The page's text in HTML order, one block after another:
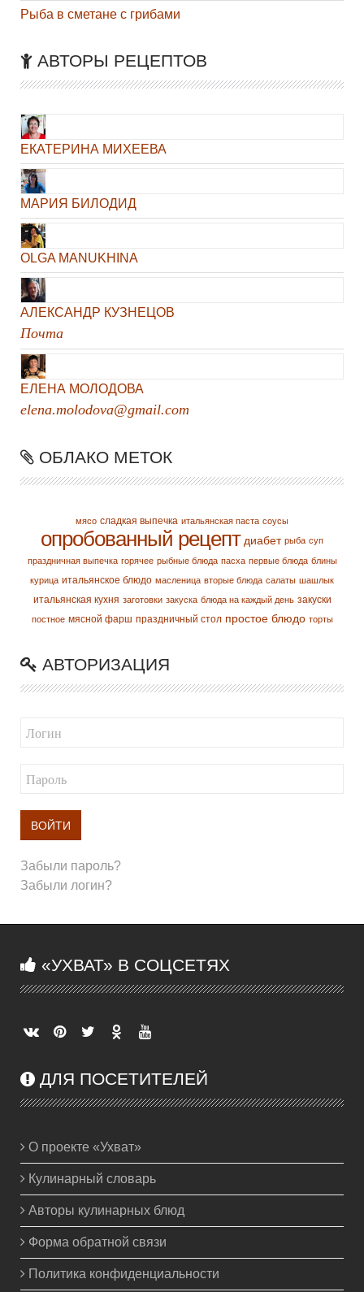
Рыба в сметане с грибами
АВТОРЫ РЕЦЕПТОВ
ЕКАТЕРИНА МИХЕЕВА
МАРИЯ БИЛОДИД
OLGA MANUKHINA
АЛЕКСАНДР КУЗНЕЦОВ
Почта
ЕЛЕНА МОЛОДОВА
elena.molodova@gmail.com
ОБЛАКО МЕТОК
мясо сладкая выпечка итальянская паста соусы
опробованный рецепт диабет рыба суп
праздничная выпечка горячее рыбные блюда пасха первые блюда блины
курица итальянское блюдо масленица вторые блюда салаты шашлык
итальянская кухня заготовки закуска блюда на каждый день закуски
постное мясной фарш праздничный стол простое блюдо торты
АВТОРИЗАЦИЯ
ВОЙТИ
Забыли пароль?
Забыли логин?
«УХВАТ» В СОЦСЕТЯХ
ДЛЯ ПОСЕТИТЕЛЕЙ
О проекте «Ухват»
Кулинарный словарь
Авторы кулинарных блюд
Форма обратной связи
Политика конфиденциальности